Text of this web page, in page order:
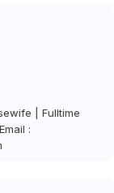
| Fulltime
: